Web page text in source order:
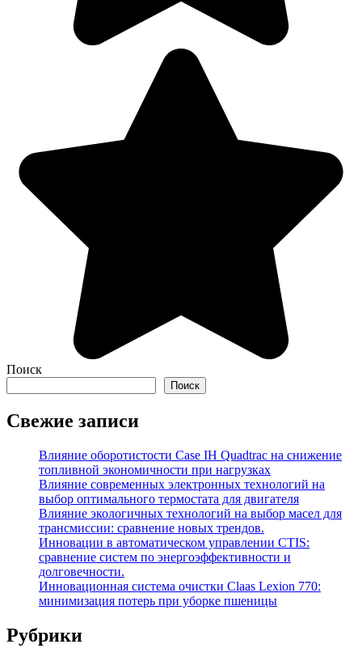
Поиск
Поиск
Свежие записи
Влияние оборотистости Case IH Quadtrac на снижение
топливной экономичности при нагрузках
Влияние современных электронных технологий на
выбор оптимального термостата для двигателя
Влияние экологичных технологий на выбор масел для
трансмиссии: сравнение новых трендов.
Инновации в автоматическом управлении CTIS:
сравнение систем по энергоэффективности и
долговечности.
Инновационная система очистки Claas Lexion 770:
минимизация потерь при уборке пшеницы
Рубрики